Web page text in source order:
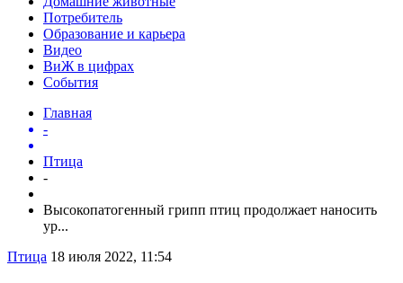
Потребитель
Образование и карьера
Видео
ВиЖ в цифрах
События
Главная
-
Птица
-
Высокопатогенный грипп птиц продолжает наносить
ур...
Птица 18 июля 2022, 11:54